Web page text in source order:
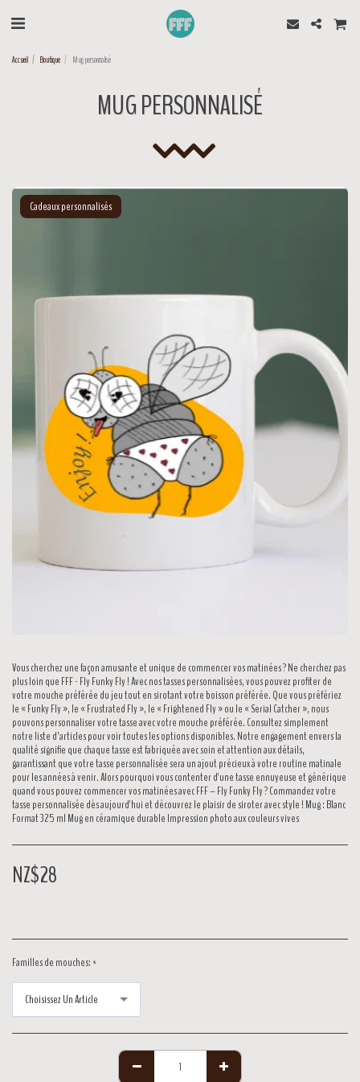
Accueil Boutique Mug personnalisé
MUG PERSONNALISÉ
Cadeaux personnalisés
Vous cherchez une façon amusante et unique de commencer vos matinées ? Ne cherchez pas
plus loin que FFF - Fly Funky Fly ! Avec nos tasses personnalisées, vous pouvez profiter de
votre mouche préférée du jeu tout en sirotant votre boisson préférée. Que vous préfériez
le « Funky Fly », le « Frustrated Fly », le « Frightened Fly » ou le « Serial Catcher », nous
pouvons personnaliser votre tasse avec votre mouche préférée. Consultez simplement
notre liste d’articles pour voir toutes les options disponibles. Notre engagement envers la
qualité signifie que chaque tasse est fabriquée avec soin et attention aux détails,
garantissant que votre tasse personnalisée sera un ajout précieux à votre routine matinale
pour les années à venir. Alors pourquoi vous contenter d'une tasse ennuyeuse et générique
quand vous pouvez commencer vos matinées avec FFF – Fly Funky Fly ? Commandez votre
tasse personnalisée dès aujourd'hui et découvrez le plaisir de siroter avec style ! Mug : Blanc
Format 325 ml Mug en céramique durable Impression photo aux couleurs vives
NZ$28
Familles de mouches: *
Choisissez Un Article